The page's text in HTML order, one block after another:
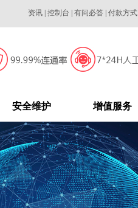
资讯 控制台 有问必答 付款方式
安全维护 增值服务